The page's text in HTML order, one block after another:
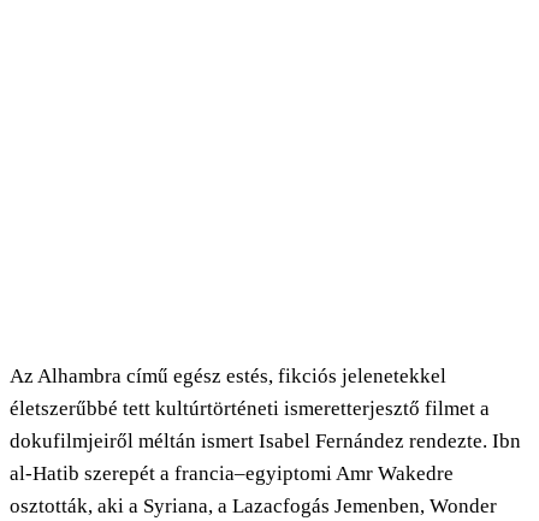
Az Alhambra című egész estés, fikciós jelenetekkel
életszerűbbé tett kultúrtörténeti ismeretterjesztő filmet a
dokufilmjeiről méltán ismert Isabel Fernández rendezte. Ibn
al-Hatib szerepét a francia–egyiptomi Amr Wakedre
osztották, aki a Syriana, a Lazacfogás Jemenben, Wonder